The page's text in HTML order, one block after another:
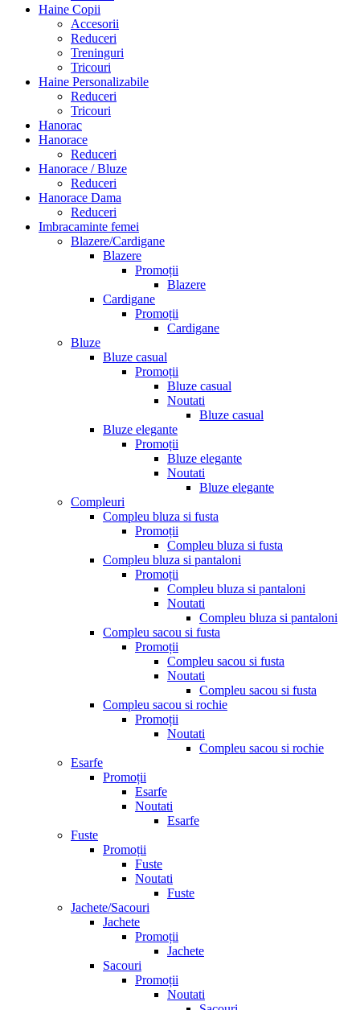
Haine Copii
Accesorii
Reduceri
Treninguri
Tricouri
Haine Personalizabile
Reduceri
Tricouri
Hanorac
Hanorace
Reduceri
Hanorace / Bluze
Reduceri
Hanorace Dama
Reduceri
Imbracaminte femei
Blazere/Cardigane
Blazere
Promoții
Blazere
Cardigane
Promoții
Cardigane
Bluze
Bluze casual
Promoții
Bluze casual
Noutati
Bluze casual
Bluze elegante
Promoții
Bluze elegante
Noutati
Bluze elegante
Compleuri
Compleu bluza si fusta
Promoții
Compleu bluza si fusta
Compleu bluza si pantaloni
Promoții
Compleu bluza si pantaloni
Noutati
Compleu bluza si pantaloni
Compleu sacou si fusta
Promoții
Compleu sacou si fusta
Noutati
Compleu sacou si fusta
Compleu sacou si rochie
Promoții
Noutati
Compleu sacou si rochie
Esarfe
Promoții
Esarfe
Noutati
Esarfe
Fuste
Promoții
Fuste
Noutati
Fuste
Jachete/Sacouri
Jachete
Promoții
Jachete
Sacouri
Promoții
Noutati